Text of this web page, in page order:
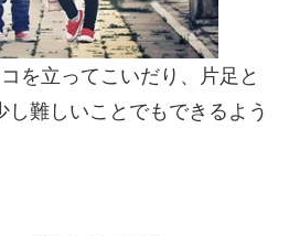
を立ってこいだり、片足と
し難しいことでもできるよう